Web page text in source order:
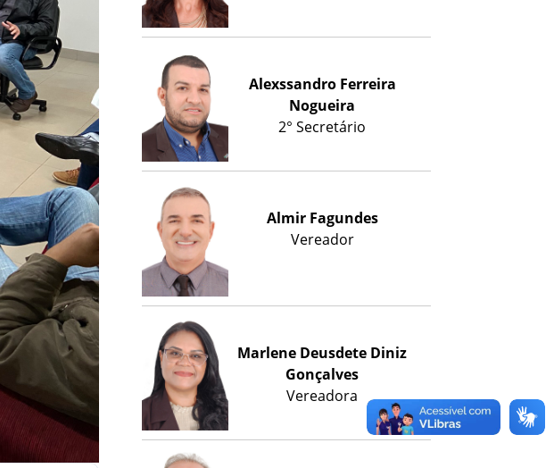
Alexssandro Ferreira
Nogueira
2° Secretário
Almir Fagundes
Vereador
Marlene Deusdete Diniz
Gonçalves
Vereadora